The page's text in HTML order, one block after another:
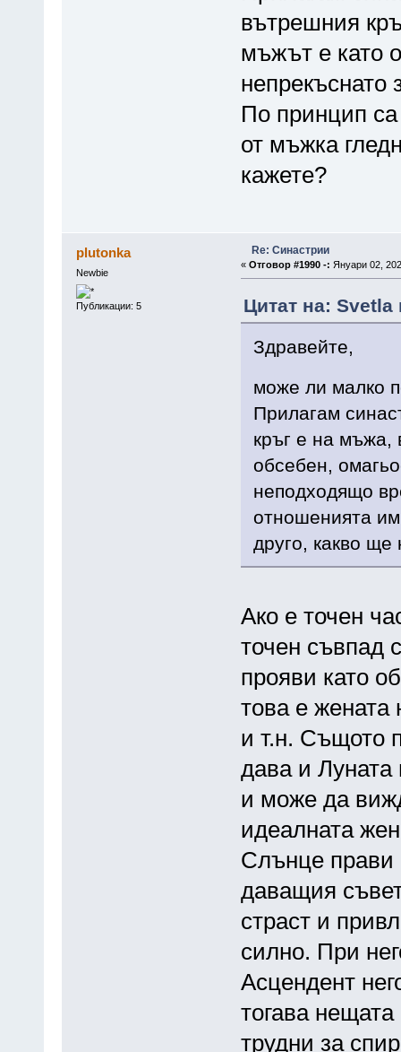
вътрешния
мъжът е като
По принцип
от мъжка
кажете?
plutonka
Newbie
Публикации: 5
Re: Синастрии
« Отговор #1990 -: Януари 02,
Цитат на:
Здравейте,
може ли малко
Прилагам
кръг е на мъжа,
обсебен,
неподходящо
отношенията
друго, какво ще
Ако е точен
точен съвпад
прояви като
това е жената
и т.н. Същото
дава и
и може да
идеалната
Слънце прави
даващия
страст и
силно. При
Асцендент
тогава
трудни за